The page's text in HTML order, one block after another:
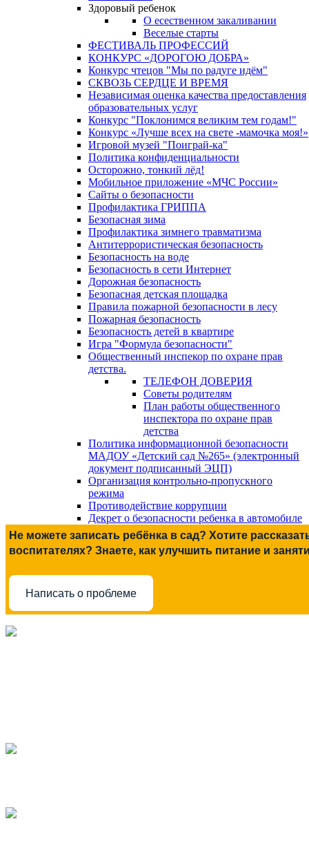
Здоровый ребенок
О есественном закаливании
Веселые старты
ФЕСТИВАЛЬ ПРОФЕССИЙ
КОНКУРС «ДОРОГОЮ ДОБРА»
Конкурс чтецов "Мы по радуге идём"
СКВОЗЬ СЕРДЦЕ И ВРЕМЯ
Независимая оценка качества предоставления
образовательных услуг
Конкурс "Поклонимся великим тем годам!"
Конкурс «Лучше всех на свете -мамочка моя!»
Игровой музей "Поиграй-ка"
Политика конфиденциальности
Осторожно, тонкий лёд!
Мобильное приложение «МЧС России»
Сайты о безопасности
Профилактика ГРИППА
Безопасная зима
Профилактика зимнего травматизма
Антитеррористическая безопасность
Безопасность на воде
Безопасность в сети Интернет
Дорожная безопасность
Безопасная детская площадка
Правила пожарной безопасности в лесу
Пожарная безопасность
Безопасность детей в квартире
Игра "Формула безопасности"
Общественный инспекор по охране прав
детства.
ТЕЛЕФОН ДОВЕРИЯ
Советы родителям
План работы общественного
инспектора по охране прав
детства
Политика информационной безопасности
МАДОУ «Детский сад №265» (электронный
документ подписанный ЭЦП)
Организация контрольно-пропускного
режима
Противодействие коррупции
Декрет о безопасности ребенка в автомобиле
Не можете записать ребёнка в сад? Хотите
воспитателях? Знаете, как улучшить питание и
Написать о проблеме